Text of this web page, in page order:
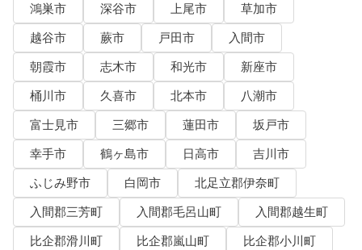
鴻巣市
深谷市 上尾市
草加市
越谷市
蕨市 戸田市
入間市
朝霞市
志木市 和光市
新座市
桶川市
久喜市 北本市
八潮市
富士見市
三郷市 蓮田市
坂戸市
幸手市
鶴ヶ島市 日高市
吉川市
ふじみ野市
白岡市
北足立郡伊奈町
入間郡三芳町
入間郡毛呂山町
入間郡越生町
比企郡滑川町
比企郡嵐山町
比企郡小川町